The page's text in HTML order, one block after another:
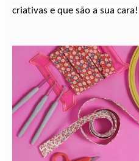
criativas e que são a sua cara!